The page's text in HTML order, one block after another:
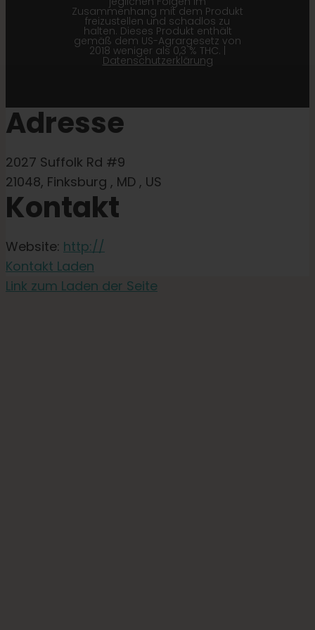
Zusammenhang mit dem Produkt
freizustellen und schadlos zu
halten. Dieses Produkt enthält
gemäß dem US-Agrargesetz von
2018 weniger als 0,3 % THC. |
Datenschutzerklärung
Adresse
2027 Suffolk Rd #9
21048, Finksburg , MD , US
Kontakt
Website: http://
Kontakt Laden
Link zum Laden der Seite